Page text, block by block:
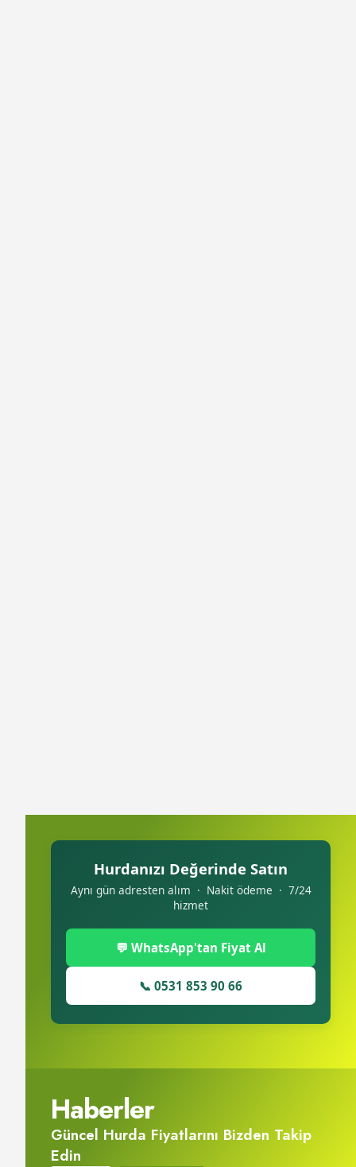
Hurdanızı Değerinde Satın
Aynı gün adresten alım · Nakit ödeme · 7/24
hizmet
💬 WhatsApp'tan Fiyat Al
📞 0531 853 90 66
Haberler
Güncel Hurda Fiyatlarını Bizden Takip
Edin